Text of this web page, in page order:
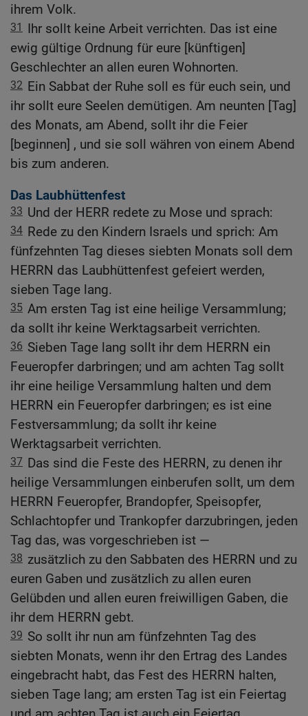
ihrem Volk.
31
Ihr sollt keine Arbeit verrichten. Das ist eine
ewig gültige Ordnung für eure [künftigen]
Geschlechter an allen euren Wohnorten.
32 Ein Sabbat der Ruhe soll es für euch sein, und
ihr sollt eure Seelen demütigen. Am neunten [Tag]
des Monats, am Abend, sollt ihr die Feier
[beginnen] , und sie soll währen von einem Abend
bis zum anderen.
Das Laubhüttenfest
33 Und der HERR redete zu Mose und sprach:
34 Rede zu den Kindern Israels und sprich: Am
fünfzehnten Tag dieses siebten Monats soll dem
HERRN das Laubhüttenfest gefeiert werden,
sieben Tage lang.
35 Am ersten Tag ist eine heilige Versammlung;
da sollt ihr keine Werktagsarbeit verrichten.
36 Sieben Tage lang sollt ihr dem HERRN ein
Feueropfer darbringen; und am achten Tag sollt
ihr eine heilige Versammlung halten und dem
HERRN ein Feueropfer darbringen; es ist eine
Festversammlung; da sollt ihr keine
Werktagsarbeit verrichten.
37 Das sind die Feste des HERRN, zu denen ihr
heilige Versammlungen einberufen sollt, um dem
HERRN Feueropfer, Brandopfer, Speisopfer,
Schlachtopfer und Trankopfer darzubringen, jeden
Tag das, was vorgeschrieben ist —
38 zusätzlich zu den Sabbaten des HERRN und zu
euren Gaben und zusätzlich zu allen euren
Gelübden und allen euren freiwilligen Gaben, die
ihr dem HERRN gebt.
39 So sollt ihr nun am fünfzehnten Tag des
siebten Monats, wenn ihr den Ertrag des Landes
eingebracht habt, das Fest des HERRN halten,
sieben Tage lang; am ersten Tag ist ein Feiertag